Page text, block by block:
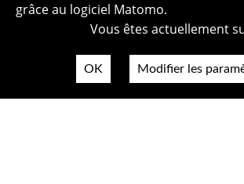
grâce au logiciel Matomo.
Vous êtes actuellement
OK Modifier les